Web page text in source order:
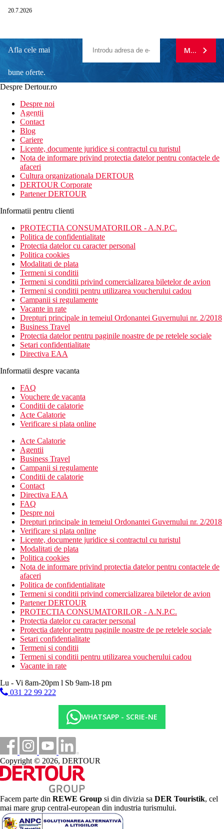
20.7.2026
Afla cele mai
bune oferte.
newsletter!
MA
Despre Dertour.ro
Despre noi
Agentii
Contact
Blog
Cariere
Licente, documente juridice si contractul cu turistul
Nota de informare privind protectia datelor pentru contactele de
afaceri
Cultura organizationala DERTOUR
DERTOUR Corporate
Partener DERTOUR
Informatii pentru clienti
PROTECTIA CONSUMATORILOR - A.N.P.C.
Politica de confidentialitate
Protectia datelor cu caracter personal
Politica cookies
Modalitati de plata
Termeni si conditii
Termeni si conditii privind comercializarea biletelor de avion
Termeni si conditii pentru utilizarea voucherului cadou
Campanii si regulamente
Vacante in rate
Drepturi principale in temeiul Ordonantei Guvernului nr. 2/2018
Business Travel
Protectia datelor pentru paginile noastre de pe retelele sociale
Setari confidentialitate
Directiva EAA
Informatii despre vacanta
FAQ
Vouchere de vacanta
Conditii de calatorie
Acte Calatorie
Verificare si plata online
Acte Calatorie
Agentii
Business Travel
Campanii si regulamente
Conditii de calatorie
Contact
Directiva EAA
FAQ
Despre noi
Drepturi principale in temeiul Ordonantei Guvernului nr. 2/2018
Verificare si plata online
Licente, documente juridice si contractul cu turistul
Modalitati de plata
Politica cookies
Nota de informare privind protectia datelor pentru contactele de
afaceri
Politica de confidentialitate
Termeni si conditii privind comercializarea biletelor de avion
Partener DERTOUR
PROTECTIA CONSUMATORILOR - A.N.P.C.
Protectia datelor cu caracter personal
Protectia datelor pentru paginile noastre de pe retelele sociale
Setari confidentialitate
Termeni si conditii
Termeni si conditii pentru utilizarea voucherului cadou
Vacante in rate
Lu - Vi 8am-20pm l Sb 9am-18 pm
031 22 99 222
WHATSAPP - SCRIE-NE
Copyright © 2026, DERTOUR
Facem parte din REWE Group si din divizia sa DER Touristik, cel
mai mare grup central-european din industria turismului.